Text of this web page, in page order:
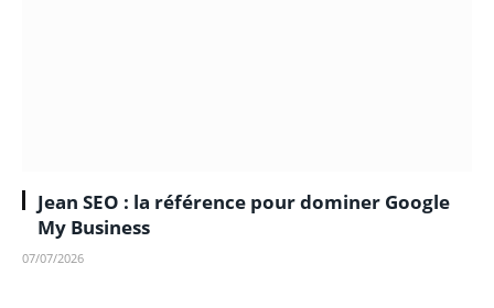
Jean SEO : la référence pour dominer Google
My Business
07/07/2026